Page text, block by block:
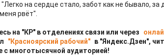
на сердце стало, забот как не бывало, за
рвёт".
на "КР" в отделениях связи или через
"Красноярский рабочий" в "Яндекс.Дзен",
с многотысячной аудиторией!